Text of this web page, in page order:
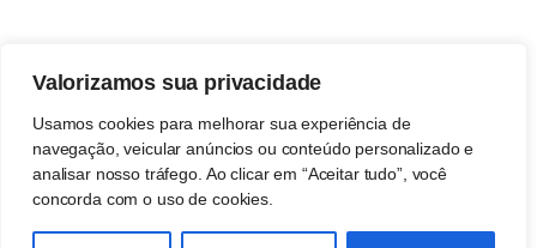
Valorizamos sua privacidade
Usamos cookies para melhorar sua experiência de
navegação, veicular anúncios ou conteúdo personalizado e
analisar nosso tráfego. Ao clicar em “Aceitar tudo”, você
concorda com o uso de cookies.